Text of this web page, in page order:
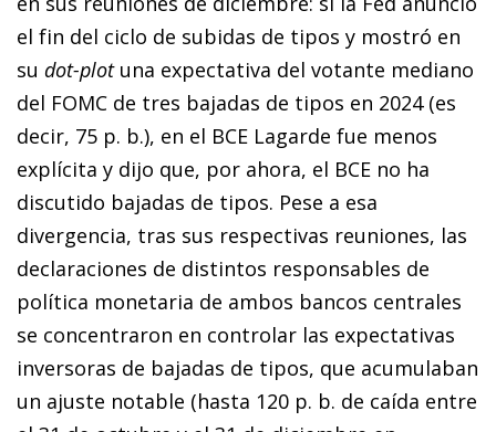
el fin del ciclo de subidas de tipos y mostró en
su dot-plotuna expectativa del votante mediano
del FOMC de tres bajadas de tipos en 2024 (es
decir, 75 p. b.), en el BCE Lagarde fue menos
explícita y dijo que, por ahora, el BCE no ha
discutido bajadas de tipos. Pese a esa
divergencia, tras sus respectivas reuniones, las
declaraciones de distintos responsables de
política monetaria de ambos bancos centrales
se concentraron en controlar las expectativas
inversoras de bajadas de tipos, que acumulaban
un ajuste notable (hasta 120 p. b. de caída entre